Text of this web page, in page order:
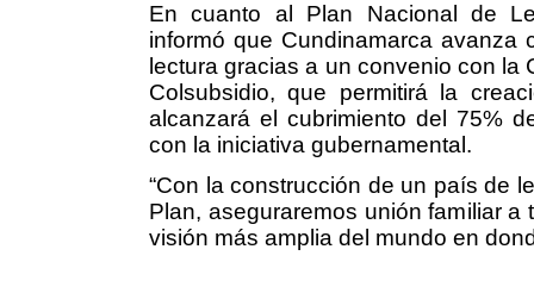
En cuanto al Plan Nacional de
informó que Cundinamarca
lectura gracias a un convenio con
Colsubsidio, que permitirá la
alcanzará el cubrimiento del 75%
con la iniciativa gubernamental.
“Con la construcción de un país de
Plan, aseguraremos unión familiar
visión más amplia del mundo en